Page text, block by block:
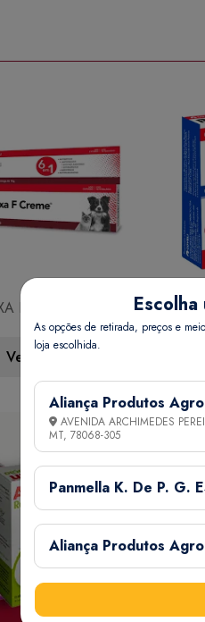
F CREME 15 GR
Ver Preço
As opções de retirada, preços e
loja escolhida.
Aliança Produtos
AVENIDA ARCHIMEDES
MT, 78068-305
Panmella K. De P. G.
Aliança Produtos